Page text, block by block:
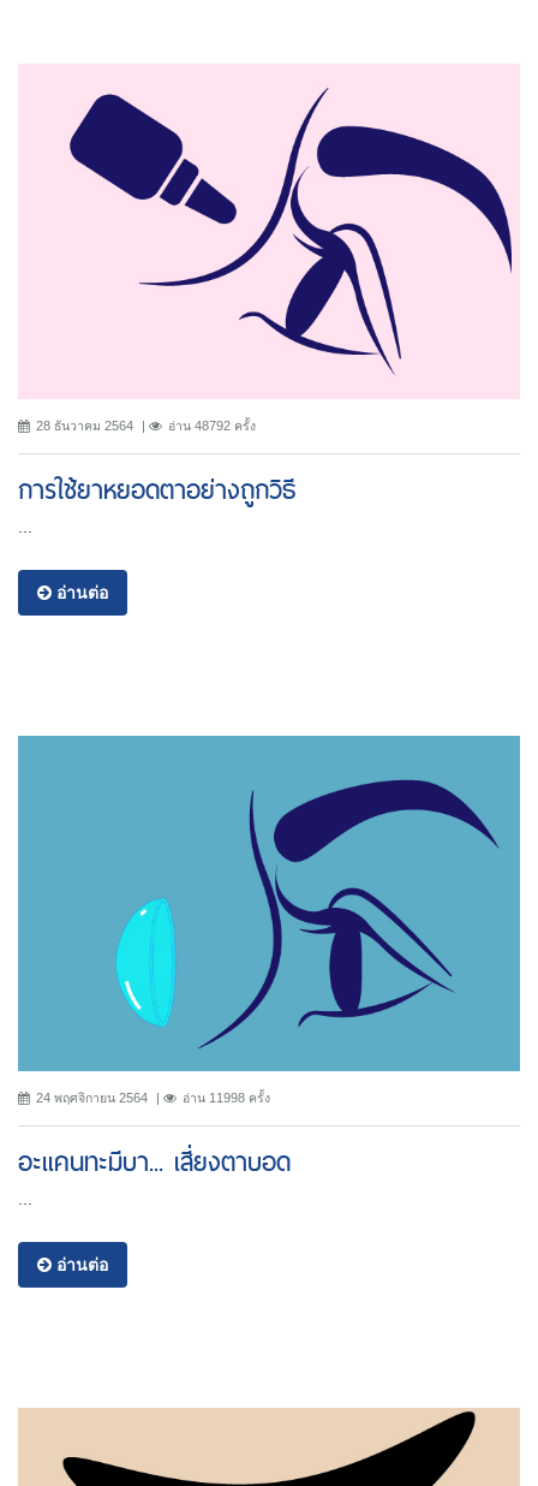
28 ธันวาคม 2564 อ่าน 48792 ครั้ง
การใช้ยาหยอดตาอย่างถูกวิธี
อ่านต่อ
24 พฤศจิกายน 2564 อ่าน 11998 ครั้ง
อะแคนทะมีบา... เสี่ยงตาบอด
อ่านต่อ